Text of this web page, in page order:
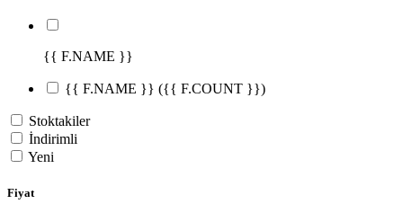
{{ F.NAME }}
{{ F.NAME }} ({{ F.COUNT }})
Stoktakiler
İndirimli
Yeni
Fiyat